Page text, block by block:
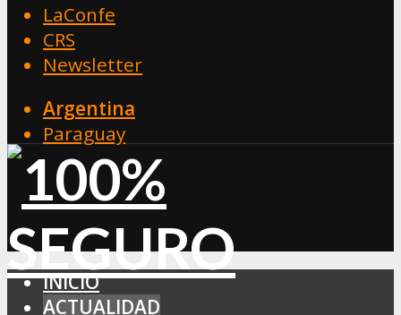
LaConfe
CRS
Newsletter
Argentina
Paraguay
INICIO
ACTUALIDAD